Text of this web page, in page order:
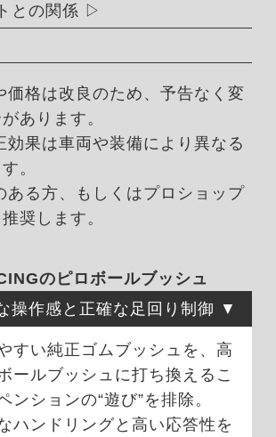
との関係
格は改良のため、予告なく変
あります。
果は車両や装備により異なる
。
る方、もしくはプロショップ
奨します。
のピロボールブッシュ
操作感と正確な足回り制御
すい純正ゴムブッシュを、高
ールブッシュに打ち換えるこ
ンションの“遊び”を排除。
ハンドリングと高い応答性を